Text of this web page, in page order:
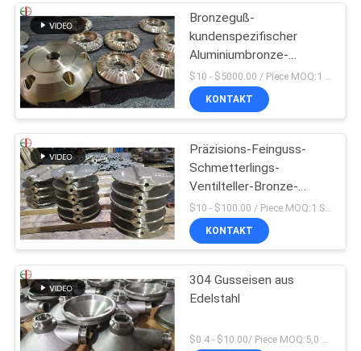
Bronzeguß-
kundenspezifischer
Aluminiumbronze-
Ventilkörper C95200
C95210
$10 - $5000.00 / Piece MOQ:1 Stücke
KONTAKT
Präzisions-Feinguss-
Schmetterlings-
Ventilteller-Bronze-
Messing 009 ASTM B61
B62
$10 - $100.00 / Piece MOQ:1 Stücke
KONTAKT
304 Gusseisen aus
Edelstahl
$0.4 - $10.00/ Piece MOQ:5,0 Kilogramm